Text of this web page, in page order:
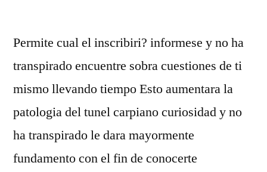
Permite cual el inscribiri? informese y no ha
transpirado encuentre sobra cuestiones de ti
mismo llevando tiempo Esto aumentara la
patologi­a del tunel carpiano curiosidad y no
ha transpirado le dara mayormente
fundamento con el fin de conocerte